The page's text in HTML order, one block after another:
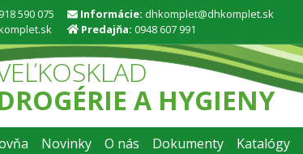
590 075
Informácie: dhkomplet@dhkomplet.sk
Predajňa: 0948 607 991
A HYGIENY
Novinky O nás Dokumenty Katalógy